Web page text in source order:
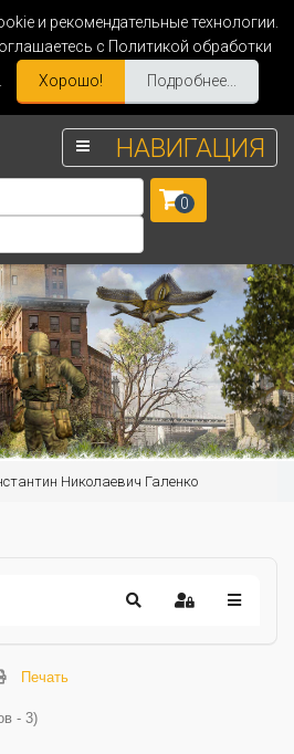
и рекомендательные технологии.
с Политикой обработки
Хорошо! Подробнее...
НАВИГАЦИЯ
0
Николаевич Галенко
Печать
- 3)